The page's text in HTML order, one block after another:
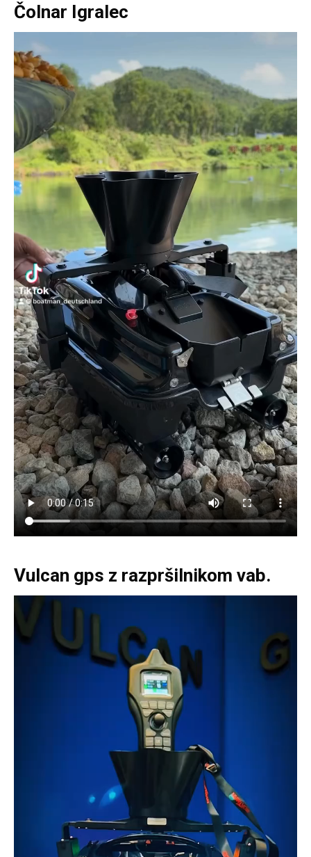
Čolnar Igralec
Vulcan gps z razpršilnikom vab.